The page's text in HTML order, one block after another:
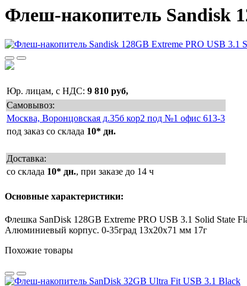
Флеш-накопитель Sandisk
Юр. лицам, с НДС: 9 810 руб,
Самовывоз:
Москва, Воронцовская д.35б кор2 под №1 офис 613-3
под заказ со склада 10* дн.
Доставка:
со склада 10* дн., при заказе до 14 ч
Основные характеристики:
Флешка SanDisk 128GB Extreme PRO USB 3.1 Solid State
Алюминиевый корпус. 0-35град 13x20x71 мм 17г
Похожие товары